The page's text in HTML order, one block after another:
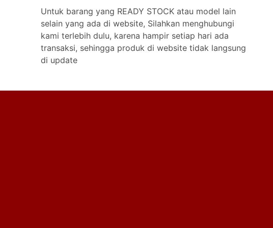
Untuk barang yang READY STOCK atau model lain
selain yang ada di website, Silahkan menghubungi
kami terlebih dulu, karena hampir setiap hari ada
transaksi, sehingga produk di website tidak langsung
di update